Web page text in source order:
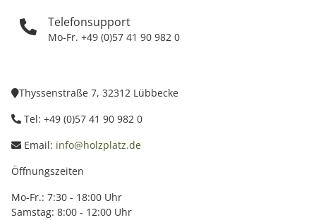
Telefonsupport
Mo-Fr. +49 (0)57 41 90 982 0
Thyssenstraße 7, 32312 Lübbecke
Tel: +49 (0)57 41 90 982 0
Email: info@holzplatz.de
Öffnungszeiten
Mo-Fr.: 7:30 - 18:00 Uhr
Samstag: 8:00 - 12:00 Uhr